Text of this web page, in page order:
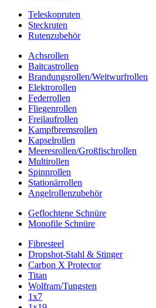
Teleskopruten
Steckruten
Rutenzubehör
Achsrollen
Baitcastrollen
Brandungsrollen/Weitwurfrollen
Elektrorollen
Federrollen
Fliegenrollen
Freilaufrollen
Kampfbremsrollen
Kapselrollen
Meeresrollen/Großfischrollen
Multirollen
Spinnrollen
Stationärrollen
Angelrollenzubehör
Geflochtene Schnüre
Monofile Schnüre
Fibresteel
Dropshot-Stahl & Stinger
Carbon X Protector
Titan
Wolfram/Tungsten
1x7